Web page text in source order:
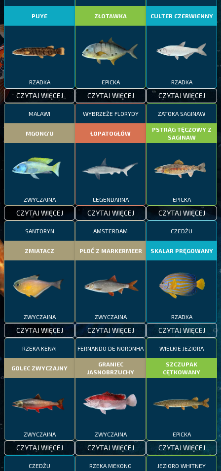
PUYE
RZADKA
CZYTAJ WIĘCEJ
ZŁOTAWKA
EPICKA
CZYTAJ WIĘCEJ
CULTER CZERWIENNY
RZADKA
CZYTAJ WIĘCEJ
MALAWI
MGONG'U
ZWYCZAJNA
CZYTAJ WIĘCEJ
WYBRZEŻE FLORYDY
ŁOPATOGŁÓW
LEGENDARNA
CZYTAJ WIĘCEJ
ZATOKA SAGINAW
PSTRĄG TĘCZOWY Z
SAGINAW
EPICKA
CZYTAJ WIĘCEJ
SANTORYN
ZMIATACZ
ZWYCZAJNA
CZYTAJ WIĘCEJ
AMSTERDAM
PŁOĆ Z MARKERMEER
ZWYCZAJNA
CZYTAJ WIĘCEJ
CZEDŻU
SKALAR PRĘGOWANY
RZADKA
CZYTAJ WIĘCEJ
RZEKA KENAI
GOLEC ZWYCZAJNY
ZWYCZAJNA
CZYTAJ WIĘCEJ
FERNANDO DE NORONHA
GRANIEC
JASNOBRZUCHY
ZWYCZAJNA
CZYTAJ WIĘCEJ
WIELKIE JEZIORA
SZCZUPAK
CĘTKOWANY
EPICKA
CZYTAJ WIĘCEJ
CZEDŻU RZEKA MEKONG JEZIORO WHITNEY